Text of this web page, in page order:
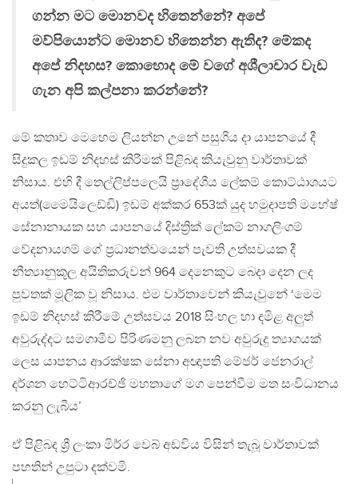
ගන්න මට මොනවද හිතෙන්නේ? අපේ
මව්පියොන්ට මොනව හිතෙන්න ඇතිද? මේකද
අපේ නිදහස? කොහොද මේ වගේ අශීලාචාර වැඩ
ගැන අපි කල්පනා කරන්නේ?
මේ කතාව මෙහෙම ලියන්න උනේ පසුගිය දා යාපනයේ දී
සිදුකල ඉඩම් නිදහස් කිරීමක් පිළිබද කියැවුනු වාර්තාවක්
නිසාය. එහි දී තෙල්ලිප්පලෙයි ප්‍රාදේශීය ලේකම් කොට්ඨාශයට
අයත්(මෛයිලෙඩ්ඩි) ඉඩම් අක්කර 653ක් යුද හමුදාපති මහේෂ්
සේනානායක සහ යාපනයේ දිස්ත්‍රික් ලේකම් නාගලිංගම්
වේදනායගම් ගේ ප්‍රධානත්වයෙන් පැවති උත්සවයක දී
නීත්‍යානුකූල අයිතිකරුවන් 964 දෙනෙකුට බෙදා දෙන ලද
පුවතක් මූලික වූ නිසාය. එම වාර්තාවෙන් කියැවුනේ ‘මෙම
ඉඩම් නිදහස් කිරීමේ උත්සවය 2018 සිංහල හා දමිළ අලුත්
අවුරුද්දට සමගාමීව පිරිණමනු ලබන නව අවුරුදු ත්‍යාගයක්
ලෙස යාපනය ආරක්ෂක සේනා අඥාපති මේජර් ජෙනරාල්
දර්ශන හෙට්ටිආරච්ඡි මහතාගේ මග පෙන්වීම මත සංවිධානය
කරනු ලැබීය’
ඒ පිළිබද ශ්‍රී ලංකා මිර්ර වෙබ් අඩවිය විසින් තැබූ වාර්තාවක්
පහතින් උපුටා දක්වමි.